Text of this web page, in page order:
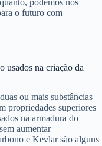
o futuro com
usados na criação da
ou mais substâncias
propriedades superiores
na armadura do
aumentar
e Kevlar são alguns